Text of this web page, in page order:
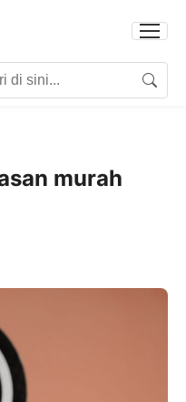
Search
murah